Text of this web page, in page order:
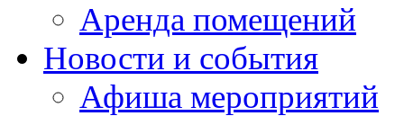
Аренда помещений
Новости и события
Афиша мероприятий